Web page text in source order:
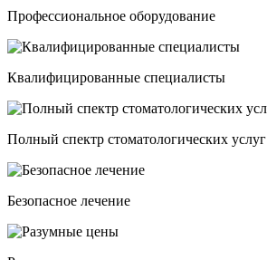
Профессиональное оборудование
Квалифицированные специалисты
Полный спектр стоматологических услуг
Безопасное лечение